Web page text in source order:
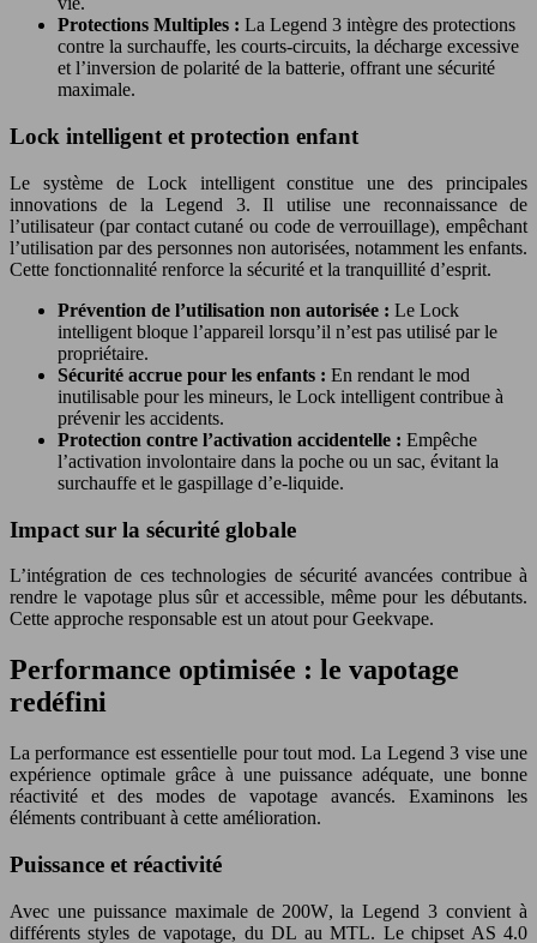
Protections Multiples : La Legend 3 intègre des protections
contre la surchauffe, les courts-circuits, la décharge excessive
et l’inversion de polarité de la batterie, offrant une sécurité
maximale.
Lock intelligent et protection enfant
Le système de Lock intelligent constitue une des principales
innovations de la Legend 3. Il utilise une reconnaissance de
l’utilisateur (par contact cutané ou code de verrouillage), empêchant
l’utilisation par des personnes non autorisées, notamment les enfants.
Cette fonctionnalité renforce la sécurité et la tranquillité d’esprit.
Prévention de l’utilisation non autorisée : Le Lock
intelligent bloque l’appareil lorsqu’il n’est pas utilisé par le
propriétaire.
Sécurité accrue pour les enfants : En rendant le mod
inutilisable pour les mineurs, le Lock intelligent contribue à
prévenir les accidents.
Protection contre l’activation accidentelle : Empêche
l’activation involontaire dans la poche ou un sac, évitant la
surchauffe et le gaspillage d’e-liquide.
Impact sur la sécurité globale
L’intégration de ces technologies de sécurité avancées contribue à
rendre le vapotage plus sûr et accessible, même pour les débutants.
Cette approche responsable est un atout pour Geekvape.
Performance optimisée : le vapotage
redéfini
La performance est essentielle pour tout mod. La Legend 3 vise une
expérience optimale grâce à une puissance adéquate, une bonne
réactivité et des modes de vapotage avancés. Examinons les
éléments contribuant à cette amélioration.
Puissance et réactivité
Avec une puissance maximale de 200W, la Legend 3 convient à
différents styles de vapotage, du DL au MTL. Le chipset AS 4.0